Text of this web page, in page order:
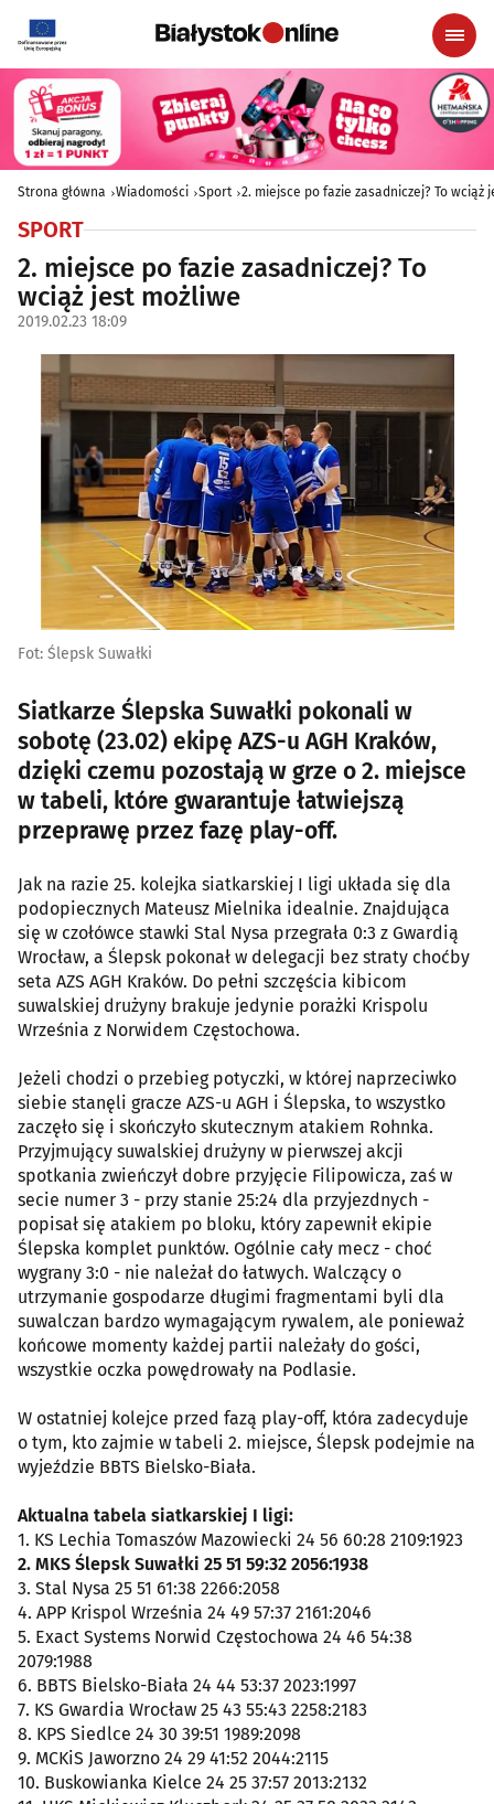
Strona główna Wiadomości Sport 2. miejsce po fazie zasadniczej? To wciąż
SPORT
2. miejsce po fazie zasadniczej? To
wciąż jest możliwe
2019.02.23 18:09
Fot: Ślepsk Suwałki
Siatkarze Ślepska Suwałki pokonali w
sobotę (23.02) ekipę AZS-u AGH Kraków,
dzięki czemu pozostają w grze o 2. miejsce
w tabeli, które gwarantuje łatwiejszą
przeprawę przez fazę play-off.
Jak na razie 25. kolejka siatkarskiej I ligi układa się dla
podopiecznych Mateusz Mielnika idealnie. Znajdująca
się w czołówce stawki Stal Nysa przegrała 0:3 z Gwardią
Wrocław, a Ślepsk pokonał w delegacji bez straty choćby
seta AZS AGH Kraków. Do pełni szczęścia kibicom
suwalskiej drużyny brakuje jedynie porażki Krispolu
Września z Norwidem Częstochowa.
Jeżeli chodzi o przebieg potyczki, w której naprzeciwko
siebie stanęli gracze AZS-u AGH i Ślepska, to wszystko
zaczęło się i skończyło skutecznym atakiem Rohnka.
Przyjmujący suwalskiej drużyny w pierwszej akcji
spotkania zwieńczył dobre przyjęcie Filipowicza, zaś w
secie numer 3 - przy stanie 25:24 dla przyjezdnych -
popisał się atakiem po bloku, który zapewnił ekipie
Ślepska komplet punktów. Ogólnie cały mecz - choć
wygrany 3:0 - nie należał do łatwych. Walczący o
utrzymanie gospodarze długimi fragmentami byli dla
suwalczan bardzo wymagającym rywalem, ale ponieważ
końcowe momenty każdej partii należały do gości,
wszystkie oczka powędrowały na Podlasie.
W ostatniej kolejce przed fazą play-off, która zadecyduje
o tym, kto zajmie w tabeli 2. miejsce, Ślepsk podejmie na
wyjeździe BBTS Bielsko-Biała.
Aktualna tabela siatkarskiej I ligi:
1. KS Lechia Tomaszów Mazowiecki 24 56 60:28 2109:1923
2. MKS Ślepsk Suwałki 25 51 59:32 2056:1938
3. Stal Nysa 25 51 61:38 2266:2058
4. APP Krispol Września 24 49 57:37 2161:2046
5. Exact Systems Norwid Częstochowa 24 46 54:38
2079:1988
6. BBTS Bielsko-Biała 24 44 53:37 2023:1997
7. KS Gwardia Wrocław 25 43 55:43 2258:2183
8. KPS Siedlce 24 30 39:51 1989:2098
9. MCKiS Jaworzno 24 29 41:52 2044:2115
10. Buskowianka Kielce 24 25 37:57 2013:2132